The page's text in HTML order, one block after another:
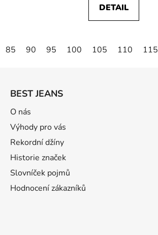
DETAIL
85 90 95 100 105 110 115
BEST JEANS
O nás
Výhody pro vás
Rekordní džíny
Historie značek
Slovníček pojmů
Hodnocení zákazníků